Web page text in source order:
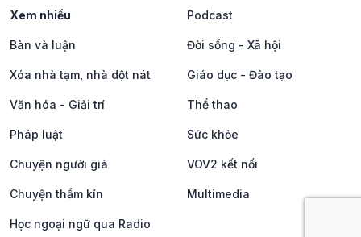
Xem nhiều Podcast
Bàn và luận Đời sống - Xã hội
Xóa nhà tạm, nhà dột nát Giáo dục - Đào tạo
Văn hóa - Giải trí Thể thao
Pháp luật Sức khỏe
Chuyện người già VOV2 kết nối
Chuyện thầm kín Multimedia
Học ngoại ngữ qua Radio